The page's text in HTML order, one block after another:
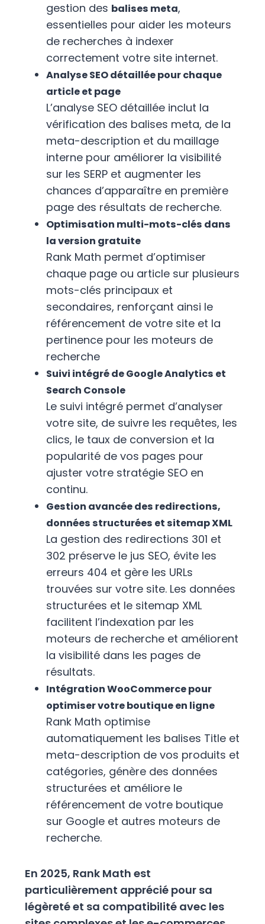
gestion des balises meta,
essentielles pour aider les moteurs
de recherches à indexer
correctement votre site internet.
Analyse SEO détaillée pour chaque
article et page
L’analyse SEO détaillée inclut la
vérification des balises meta, de la
meta-description et du maillage
interne pour améliorer la visibilité
sur les SERP et augmenter les
chances d’apparaître en première
page des résultats de recherche.
Optimisation multi-mots-clés dans
la version gratuite
Rank Math permet d’optimiser
chaque page ou article sur plusieurs
mots-clés principaux et
secondaires, renforçant ainsi le
référencement de votre site et la
pertinence pour les moteurs de
recherche
Suivi intégré de Google Analytics et
Search Console
Le suivi intégré permet d’analyser
votre site, de suivre les requêtes, les
clics, le taux de conversion et la
popularité de vos pages pour
ajuster votre stratégie SEO en
continu.
Gestion avancée des redirections,
données structurées et sitemap XML
La gestion des redirections 301 et
302 préserve le jus SEO, évite les
erreurs 404 et gère les URLs
trouvées sur votre site. Les données
structurées et le sitemap XML
facilitent l’indexation par les
moteurs de recherche et améliorent
la visibilité dans les pages de
résultats.
Intégration WooCommerce pour
optimiser votre boutique en ligne
Rank Math optimise
automatiquement les balises Title et
meta-description de vos produits et
catégories, génère des données
structurées et améliore le
référencement de votre boutique
sur Google et autres moteurs de
recherche.
En 2025, Rank Math est
particulièrement apprécié pour sa
légèreté et sa compatibilité avec les